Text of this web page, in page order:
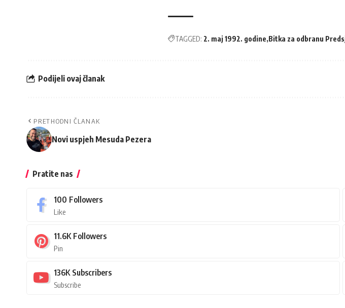
TAGGED: 2. maj 1992. godine Bitka za odbranu
Podijeli ovaj članak
PRETHODNI ČLANAK
Novi uspjeh Mesuda Pezera
Pratite nas
100 Followers
Like
11.6K Followers
Pin
136K Subscribers
Subscribe